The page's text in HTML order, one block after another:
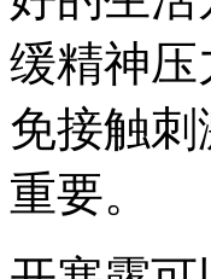
缓精神
免接触
重要。